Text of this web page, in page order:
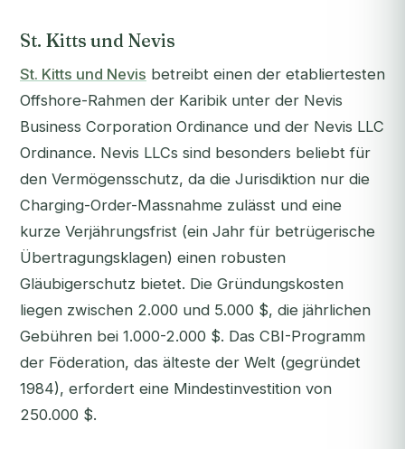
St. Kitts und Nevis
St. Kitts und Nevis betreibt einen der etabliertesten
Offshore-Rahmen der Karibik unter der Nevis
Business Corporation Ordinance und der Nevis LLC
Ordinance. Nevis LLCs sind besonders beliebt für
den Vermögensschutz, da die Jurisdiktion nur die
Charging-Order-Massnahme zulässt und eine
kurze Verjährungsfrist (ein Jahr für betrügerische
Übertragungsklagen) einen robusten
Gläubigerschutz bietet. Die Gründungskosten
liegen zwischen 2.000 und 5.000 $, die jährlichen
Gebühren bei 1.000-2.000 $. Das CBI-Programm
der Föderation, das älteste der Welt (gegründet
1984), erfordert eine Mindestinvestition von
250.000 $.